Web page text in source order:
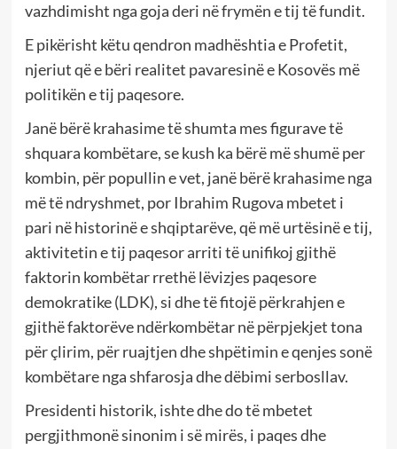
vazhdimisht nga goja deri në frymën e tij të fundit.
E pikërisht këtu qendron madhështia e Profetit,
njeriut që e bëri realitet pavaresinë e Kosovës më
politikën e tij paqesore.
Janë bërë krahasime të shumta mes figurave të
shquara kombëtare, se kush ka bërë më shumë per
kombin, për popullin e vet, janë bërë krahasime nga
më të ndryshmet, por Ibrahim Rugova mbetet i
pari në historinë e shqiptarëve, që më urtësinë e tij,
aktivitetin e tij paqesor arriti të unifikoj gjithë
faktorin kombëtar rrethë lëvizjes paqesore
demokratike (LDK), si dhe të fitojë përkrahjen e
gjithë faktorëve ndërkombëtar në përpjekjet tona
për çlirim, për ruajtjen dhe shpëtimin e qenjes sonë
kombëtare nga shfarosja dhe dëbimi serbosllav.
Presidenti historik, ishte dhe do të mbetet
pergjithmonë sinonim i së mirës, i paqes dhe